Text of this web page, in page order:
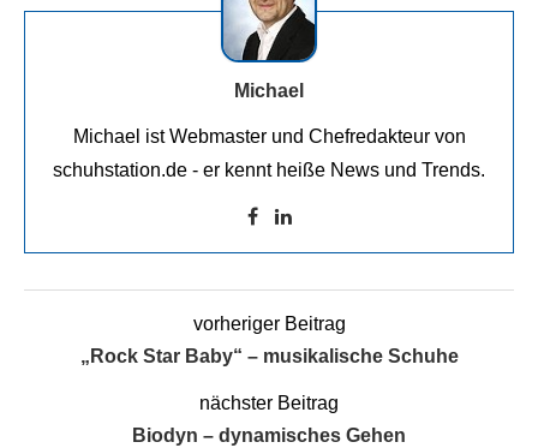
Michael
Michael ist Webmaster und Chefredakteur von
schuhstation.de - er kennt heiße News und Trends.
vorheriger Beitrag
„Rock Star Baby“ – musikalische Schuhe
nächster Beitrag
Biodyn – dynamisches Gehen